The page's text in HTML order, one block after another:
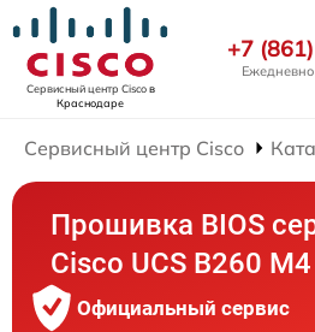
Сервисный центр Ciscoв
Краснодаре
+7
Сервисный центр Cisco
Прошивка BIOS
Cisco UCS B260 M4
Официальный сервис